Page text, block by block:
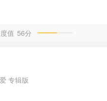
值 56分
专辑版